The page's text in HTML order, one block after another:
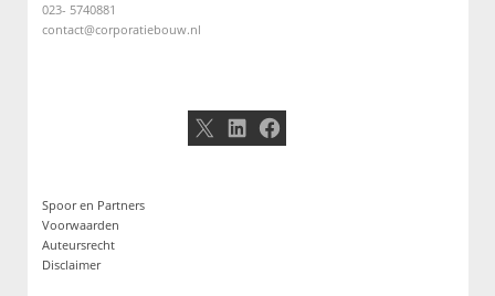
023- 5740881
contact@corporatiebouw.nl
X LinkedIn
Facebook
Spoor en Partners
Voorwaarden
Auteursrecht
Disclaimer